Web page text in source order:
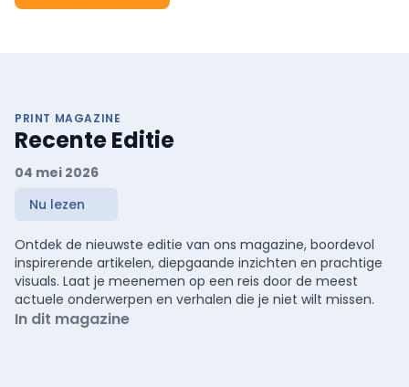
PRINT MAGAZINE
Recente Editie
04 mei 2026
Nu lezen
Ontdek de nieuwste editie van ons magazine, boordevol
inspirerende artikelen, diepgaande inzichten en prachtige
visuals. Laat je meenemen op een reis door de meest
actuele onderwerpen en verhalen die je niet wilt missen.
In dit magazine